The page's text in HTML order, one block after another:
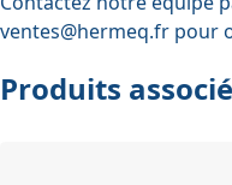
ventes@hermeq.fr pour
Produits